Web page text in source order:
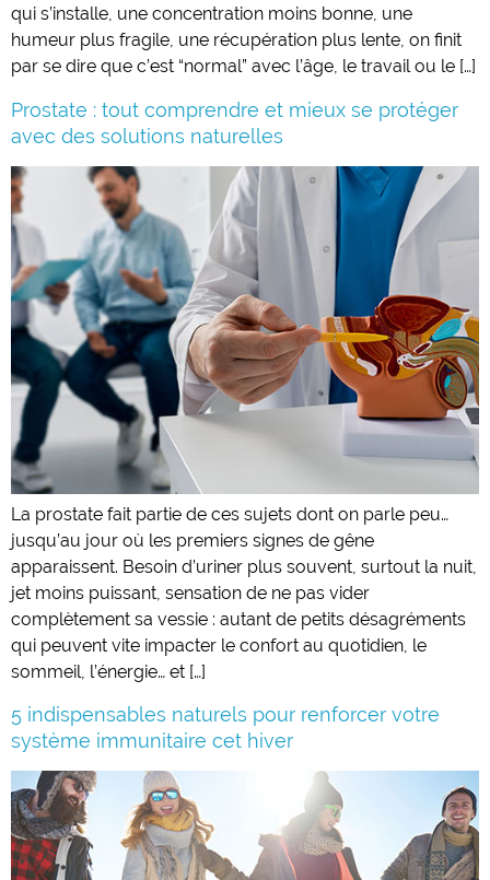
qui s’installe, une concentration moins bonne, une
humeur plus fragile, une récupération plus lente, on finit
par se dire que c’est “normal” avec l’âge, le travail ou le […]
Prostate : tout comprendre et mieux se protéger
avec des solutions naturelles
La prostate fait partie de ces sujets dont on parle peu…
jusqu’au jour où les premiers signes de gêne
apparaissent. Besoin d’uriner plus souvent, surtout la nuit,
jet moins puissant, sensation de ne pas vider
complètement sa vessie : autant de petits désagréments
qui peuvent vite impacter le confort au quotidien, le
sommeil, l’énergie… et […]
5 indispensables naturels pour renforcer votre
système immunitaire cet hiver